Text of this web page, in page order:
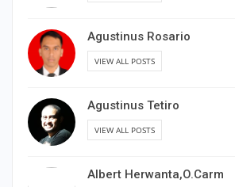
Agustinus Rosario
VIEW ALL POSTS
Agustinus Tetiro
VIEW ALL POSTS
Albert Herwanta,O.Carm